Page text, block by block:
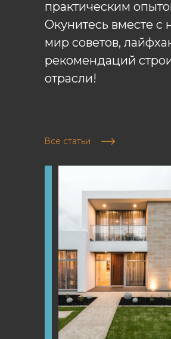
практическим
Окунитесь вместе с
мир советов,
рекомендаций
отрасли!
Все статьи